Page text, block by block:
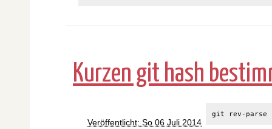
Kurzen git hash
Veröffentlicht: So 06 Juli 2014